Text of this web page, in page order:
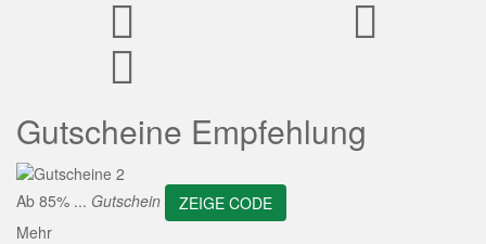
Gutscheine Empfehlung
Ab 85% ... Gutschein
ZEIGE CODE
Mehr